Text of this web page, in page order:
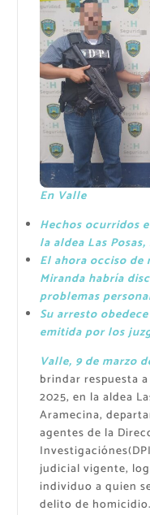
En Valle
Hechos ocurridos
la aldea Las
El ahora occiso de
Miranda habría
problemas
Su arresto
emitida por los
Valle, 9 de marzo
brindar respuesta
2025, en la aldea
Aramecina,
agentes de la
judicial vigente,
individuo a quien
delito de homicidio.